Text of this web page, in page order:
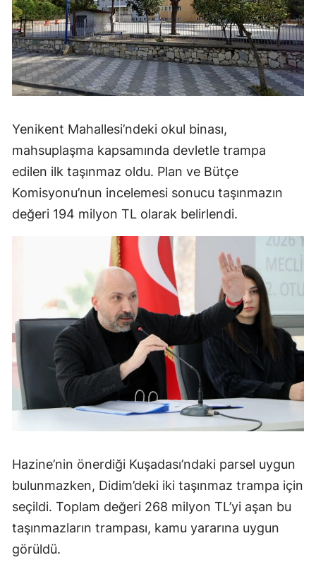
Yenikent Mahallesi’ndeki okul binası,
mahsuplaşma kapsamında devletle trampa
edilen ilk taşınmaz oldu. Plan ve Bütçe
Komisyonu’nun incelemesi sonucu taşınmazın
değeri 194 milyon TL olarak belirlendi.
Hazine’nin önerdiği Kuşadası’ndaki parsel uygun
bulunmazken, Didim’deki iki taşınmaz trampa için
seçildi. Toplam değeri 268 milyon TL’yi aşan bu
taşınmazların trampası, kamu yararına uygun
görüldü.